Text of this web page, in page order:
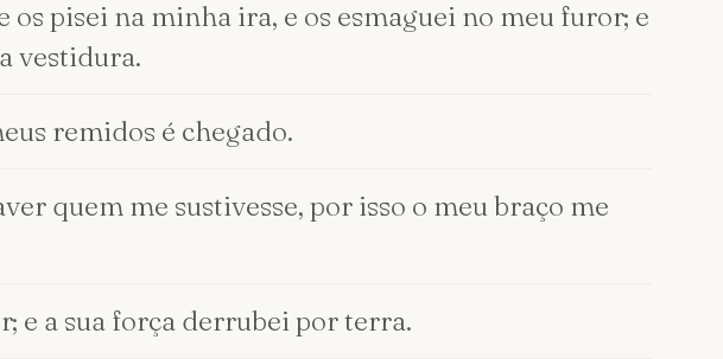
pisei na minha ira, e os esmaguei no meu furor; e
vestidura.
remidos é chegado.
quem me sustivesse, por isso o meu braço me
e a sua força derrubei por terra.